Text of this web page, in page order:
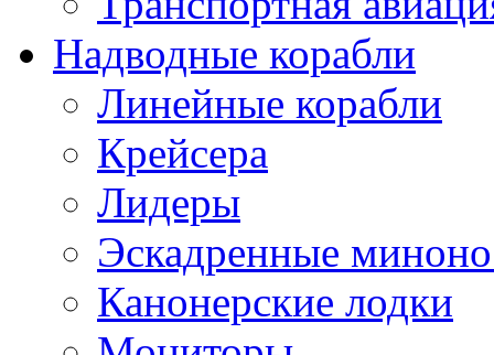
Надводные корабли
Линейные корабли
Крейсера
Лидеры
Эскадренные
Канонерские лодки